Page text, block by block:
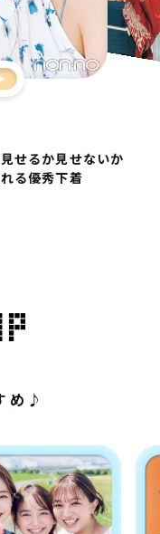
せるか見せないか
る優秀下着
め♪